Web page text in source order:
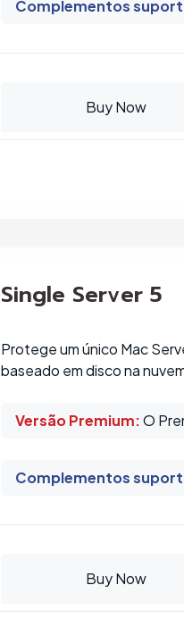
Complementos
Buy Now
Single Server 5
Protege um único Mac
baseado em disco na
Versão Premium:O
Complementos
Buy Now